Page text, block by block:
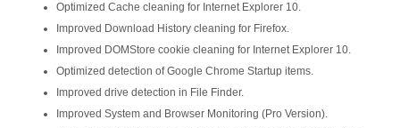
Optimized Cache cleaning for Internet Explorer 10.
Improved Download History cleaning for Firefox.
Improved DOMStore cookie cleaning for Internet Explorer 10.
Optimized detection of Google Chrome Startup items.
Improved drive detection in File Finder.
Improved System and Browser Monitoring (Pro Version).